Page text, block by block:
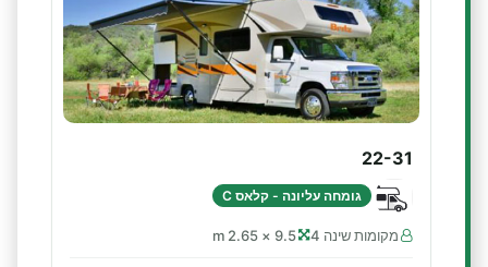
22-31
גומחה עליונה - קלאס C
מקומות שינה 4 9.5 × 2.65 m